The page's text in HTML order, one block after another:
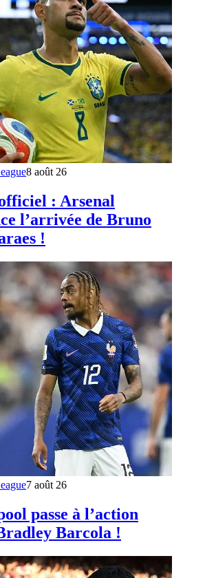
8 août 26
: Arsenal
l’arrivée de Bruno
!
7 août 26
passe à l’action
Barcola !